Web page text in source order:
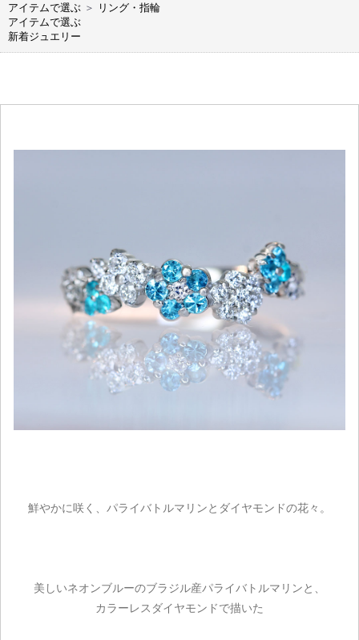
アイテムで選ぶ ＞
リング・指輪
アイテムで選ぶ
新着ジュエリー
鮮やかに咲く、パライバトルマリンとダイヤモンドの花々。
美しいネオンブルーのブラジル産パライバトルマリンと、
カラーレスダイヤモンドで描いた